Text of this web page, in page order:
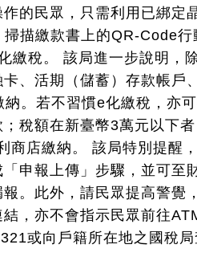
的民眾，只需利用已綁定
描繳款書上的QR-Code
繳稅。 該局進一步說明，
、活期（儲蓄）存款帳戶
納。若不習慣e化繳稅，亦
稅額在新臺幣3萬元以下
商店繳納。 該局特別提醒
申報上傳」步驟，並可至
。此外，請民眾提高警覺
，亦不會指示民眾前往
或向戶籍所在地之國稅局